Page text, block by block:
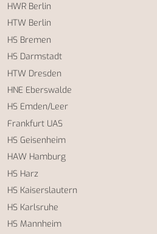
HWR Berlin
HTW Berlin
HS Bremen
HS Darmstadt
HTW Dresden
HNE Eberswalde
HS Emden/Leer
Frankfurt UAS
HS Geisenheim
HAW Hamburg
HS Harz
HS Kaiserslautern
HS Karlsruhe
HS Mannheim